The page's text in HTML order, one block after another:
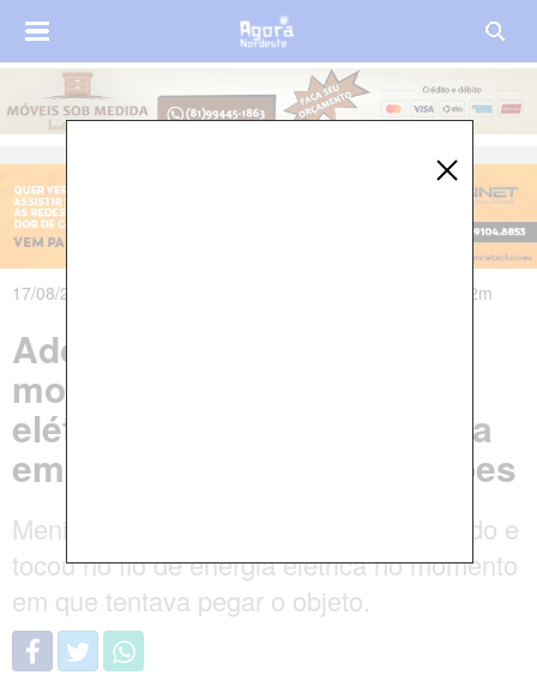
17/08/2023 às 22h05m - Atualizado em 18/08/2023 às 10h02m
Adolescente de 12 anos
morre vítima de choque
elétrico ao tentar pegar pipa
em Jaboatão dos Guararapes
Menino entrou em um imóvel abandonado e
tocou no fio de energia elétrica no momento
em que tentava pegar o objeto.